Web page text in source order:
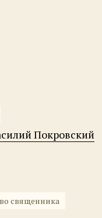
Покровский
священника